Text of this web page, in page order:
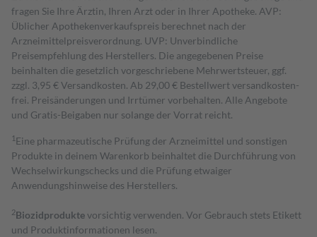
fragen Sie Ihre Ärztin, Ihren Arzt oder in Ihrer Apotheke. AVP:
Üblicher Apothekenverkaufspreis berechnet nach der
Arzneimittelpreisverordnung. UVP: Unverbindliche
Preisempfehlung des Herstellers. Die angegebenen Preise
beinhalten die gesetzlich vorgeschriebene Mehrwertsteuer, ggf.
zzgl. 3,95 € Versandkosten. Ab 29,00 € Bestell­wert versand­kosten­
frei. Preisänderungen und Irrtümer vorbehalten. Alle Angebote
und Gratis-Beigaben nur solange der Vorrat reicht.
1 Eine pharmazeutische Prüfung der Arzneimittel und sonstigen
Produkte in deinem Warenkorb beinhaltet die Durchführung von
Wechselwirkungschecks und die Prüfung etwaiger
Anwendungshinweise des Herstellers.
2Biozidproduktevorsichtig verwenden. Vor Gebrauch stets Etikett
und Produktinformationen lesen.